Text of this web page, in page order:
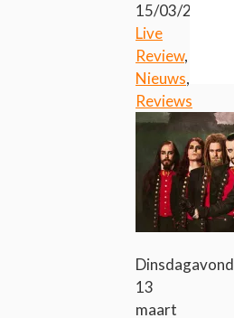
15/03/2018
Live
Review,
Nieuws,
Reviews
Dinsdagavond
13
maart